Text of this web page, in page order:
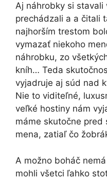
Aj náhrobky si
prechádzali a a čitali
najhorším trestom
vymazať niekoho
náhrobku, zo
kníh… Teda
vyjadruje aj súd nad
Nie to viditeľné,
veľké hostiny nám
máme skutočne pred
mena, zatiaľ čo
A možno boháč
mohli všetci ľahko